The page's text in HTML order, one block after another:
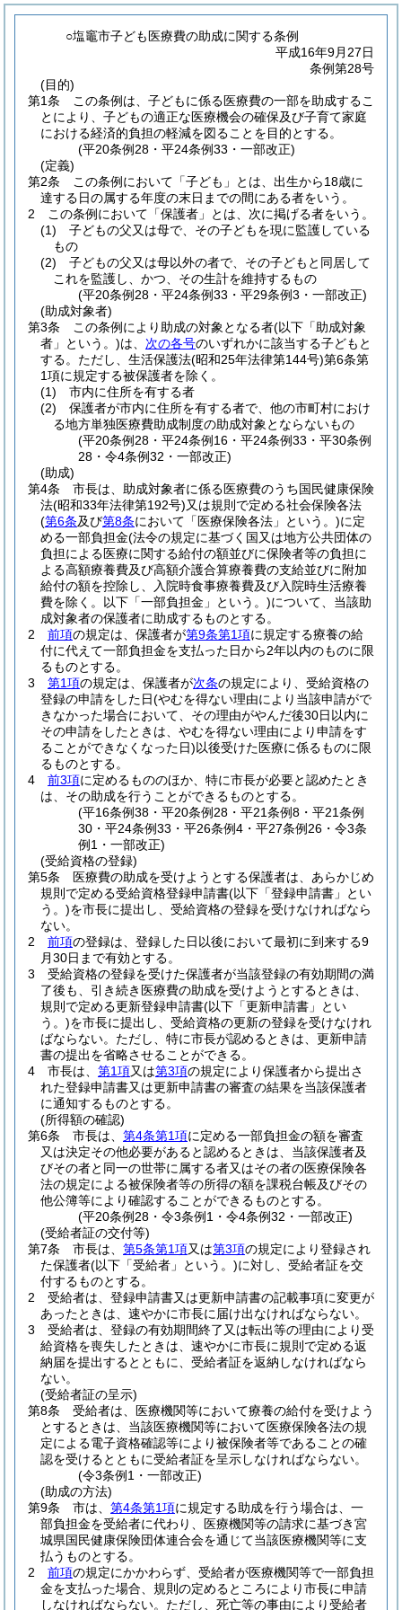
○塩竈市子ども医療費の助成に関する条例
平成16年9月27日
条例第28号
(目的)
第1条
この条例は、子どもに係る医療費の一部を助成するこ
とにより、子どもの適正な医療機会の確保及び子育て家庭
における経済的負担の軽減を図ることを目的とする。
(平20条例28・平24条例33・一部改正)
(定義)
第2条
この条例において「子ども」とは、出生から18歳に
達する日の属する年度の末日までの間にある者をいう。
2
この条例において「保護者」とは、次に掲げる者をいう。
(1)
子どもの父又は母で、その子どもを現に監護している
もの
(2)
子どもの父又は母以外の者で、その子どもと同居して
これを監護し、かつ、その生計を維持するもの
(平20条例28・平24条例33・平29条例3・一部改正)
(助成対象者)
第3条
この条例により助成の対象となる者(以下「助成対象
者」という。)は、 次の各号のいずれかに該当する子どもと
する。 ただし、生活保護法(昭和25年法律第144号)第6条第
1項に規定する被保護者を除く。
(1)
市内に住所を有する者
(2)
保護者が市内に住所を有する者で、他の市町村におけ
る地方単独医療費助成制度の助成対象とならないもの
(平20条例28・平24条例16・平24条例33・平30条例
28・令4条例32・一部改正)
(助成)
第4条
市長は、助成対象者に係る医療費のうち国民健康保険
法(昭和33年法律第192号)又は規則で定める社会保険各法
(第6条及び第8条において「医療保険各法」という。)に定
める一部負担金(法令の規定に基づく国又は地方公共団体の
負担による医療に関する給付の額並びに保険者等の負担に
よる高額療養費及び高額介護合算療養費の支給並びに附加
給付の額を控除し、入院時食事療養費及び入院時生活療養
費を除く。以下「一部負担金」という。)について、当該助
成対象者の保護者に助成するものとする。
2
前項の規定は、保護者が第9条第1項に規定する療養の給
付に代えて一部負担金を支払った日から2年以内のものに限
るものとする。
3
第1項の規定は、保護者が次条の規定により、受給資格の
登録の申請をした日(やむを得ない理由により当該申請がで
きなかった場合において、その理由がやんだ後30日以内に
その申請をしたときは、やむを得ない理由により申請をす
ることができなくなった日)以後受けた医療に係るものに限
るものとする。
4
前3項に定めるもののほか、特に市長が必要と認めたとき
は、その助成を行うことができるものとする。
(平16条例38・平20条例28・平21条例8・平21条例
30・平24条例33・平26条例4・平27条例26・令3条
例1・一部改正)
(受給資格の登録)
第5条
医療費の助成を受けようとする保護者は、あらかじめ
規則で定める受給資格登録申請書(以下「登録申請書」とい
う。)を市長に提出し、受給資格の登録を受けなければなら
ない。
2
前項の登録は、登録した日以後において最初に到来する9
月30日まで有効とする。
3
受給資格の登録を受けた保護者が当該登録の有効期間の満
了後も、引き続き医療費の助成を受けようとするときは、
規則で定める更新登録申請書(以下「更新申請書」とい
う。)を市長に提出し、受給資格の更新の登録を受けなけれ
ばならない。 ただし、特に市長が認めるときは、更新申請
書の提出を省略させることができる。
4
市長は、 第1項又は第3項の規定により保護者から提出さ
れた登録申請書又は更新申請書の審査の結果を当該保護者
に通知するものとする。
(所得額の確認)
第6条
市長は、 第4条第1項に定める一部負担金の額を審査
又は決定その他必要があると認めるときは、当該保護者及
びその者と同一の世帯に属する者又はその者の医療保険各
法の規定による被保険者等の所得の額を課税台帳及びその
他公簿等により確認することができるものとする。
(平20条例28・令3条例1・令4条例32・一部改正)
(受給者証の交付等)
第7条
市長は、 第5条第1項又は第3項の規定により登録され
た保護者(以下「受給者」という。)に対し、受給者証を交
付するものとする。
2
受給者は、登録申請書又は更新申請書の記載事項に変更が
あったときは、速やかに市長に届け出なければならない。
3
受給者は、登録の有効期間終了又は転出等の理由により受
給資格を喪失したときは、速やかに市長に規則で定める返
納届を提出するとともに、受給者証を返納しなければなら
ない。
(受給者証の呈示)
第8条
受給者は、医療機関等において療養の給付を受けよう
とするときは、当該医療機関等において医療保険各法の規
定による電子資格確認等により被保険者等であることの確
認を受けるとともに受給者証を呈示しなければならない。
(令3条例1・一部改正)
(助成の方法)
第9条
市は、 第4条第1項に規定する助成を行う場合は、一
部負担金を受給者に代わり、医療機関等の請求に基づき宮
城県国民健康保険団体連合会を通じて当該医療機関等に支
払うものとする。
2
前項の規定にかかわらず、受給者が医療機関等で一部負担
金を支払った場合、規則の定めるところにより市長に申請
しなければならない。 ただし、死亡等の事由により受給者